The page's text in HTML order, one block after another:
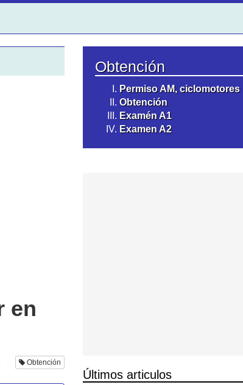
en
Obtención
Obtención
Permiso AM, ciclomotores
Obtención
Examén A1
Examen A2
Últimos articulos